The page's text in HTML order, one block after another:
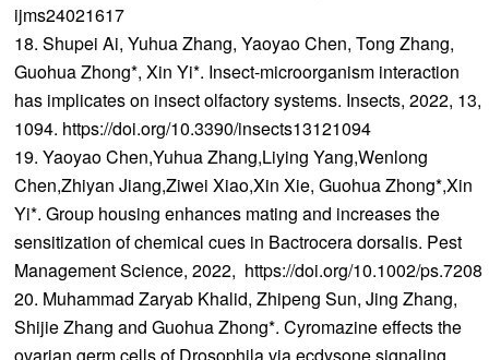
ijms24021617
18. Shupei Ai, Yuhua Zhang, Yaoyao Chen, Tong Zhang,
Guohua Zhong*, Xin Yi*. Insect-microorganism interaction
has implicates on insect olfactory systems. Insects, 2022, 13,
1094. https://doi.org/10.3390/insects13121094
19. Yaoyao Chen,Yuhua Zhang,Liying Yang,Wenlong
Chen,Zhiyan Jiang,Ziwei Xiao,Xin Xie, Guohua Zhong*,Xin
Yi*. Group housing enhances mating and increases the
sensitization of chemical cues in Bactrocera dorsalis. Pest
Management Science, 2022, https://doi.org/10.1002/ps.7208
20. Muhammad Zaryab Khalid, Zhipeng Sun, Jing Zhang,
Shijie Zhang and Guohua Zhong*. Cyromazine effects the